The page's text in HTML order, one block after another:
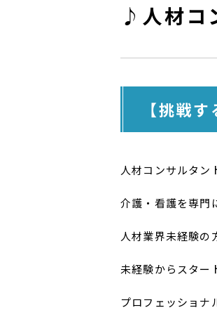
♪人材コ
【挑戦
人材コンサルタ
介護・看護を専門
人材業界未経験の
未経験からスター
プロフェッショナ